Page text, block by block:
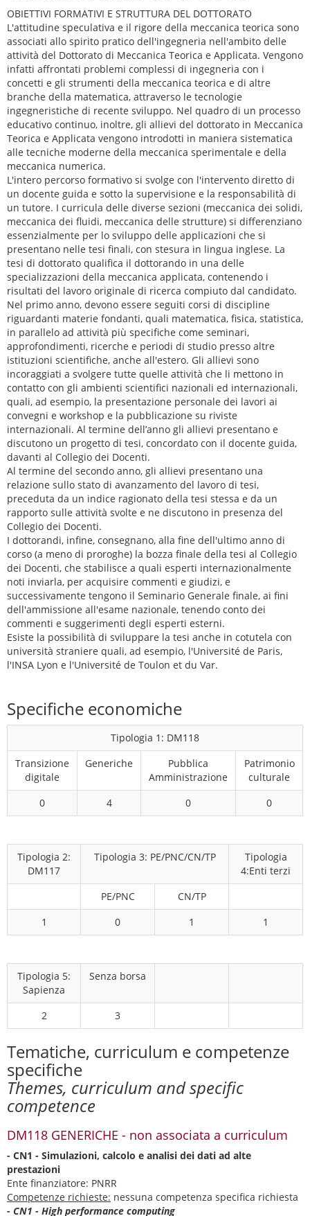
OBIETTIVI FORMATIVI E STRUTTURA DEL DOTTORATO
L'attitudine speculativa e il rigore della meccanica teorica sono
associati allo spirito pratico dell'ingegneria nell'ambito delle
attività del Dottorato di Meccanica Teorica e Applicata. Vengono
infatti affrontati problemi complessi di ingegneria con i
concetti e gli strumenti della meccanica teorica e di altre
branche della matematica, attraverso le tecnologie
ingegneristiche di recente sviluppo. Nel quadro di un processo
educativo continuo, inoltre, gli allievi del dottorato in Meccanica
Teorica e Applicata vengono introdotti in maniera sistematica
alle tecniche moderne della meccanica sperimentale e della
meccanica numerica.
L'intero percorso formativo si svolge con l'intervento diretto di
un docente guida e sotto la supervisione e la responsabilità di
un tutore. I curricula delle diverse sezioni (meccanica dei solidi,
meccanica dei fluidi, meccanica delle strutture) si differenziano
essenzialmente per lo sviluppo delle applicazioni che si
presentano nelle tesi finali, con stesura in lingua inglese. La
tesi di dottorato qualifica il dottorando in una delle
specializzazioni della meccanica applicata, contenendo i
risultati del lavoro originale di ricerca compiuto dal candidato.
Nel primo anno, devono essere seguiti corsi di discipline
riguardanti materie fondanti, quali matematica, fisica, statistica,
in parallelo ad attività più specifiche come seminari,
approfondimenti, ricerche e periodi di studio presso altre
istituzioni scientifiche, anche all'estero. Gli allievi sono
incoraggiati a svolgere tutte quelle attività che li mettono in
contatto con gli ambienti scientifici nazionali ed internazionali,
quali, ad esempio, la presentazione personale dei lavori ai
convegni e workshop e la pubblicazione su riviste
internazionali. Al termine dell’anno gli allievi presentano e
discutono un progetto di tesi, concordato con il docente guida,
davanti al Collegio dei Docenti.
Al termine del secondo anno, gli allievi presentano una
relazione sullo stato di avanzamento del lavoro di tesi,
preceduta da un indice ragionato della tesi stessa e da un
rapporto sulle attività svolte e ne discutono in presenza del
Collegio dei Docenti.
I dottorandi, infine, consegnano, alla fine dell'ultimo anno di
corso (a meno di proroghe) la bozza finale della tesi al Collegio
dei Docenti, che stabilisce a quali esperti internazionalmente
noti inviarla, per acquisire commenti e giudizi, e
successivamente tengono il Seminario Generale finale, ai fini
dell'ammissione all'esame nazionale, tenendo conto dei
commenti e suggerimenti degli esperti esterni.
Esiste la possibilità di sviluppare la tesi anche in cotutela con
università straniere quali, ad esempio, l'Université de Paris,
l'INSA Lyon e l'Université de Toulon et du Var.
Specifiche economiche
Tipologia 1: DM118
Transizione
digitale
Generiche
Pubblica
Amministrazione
Patrimonio
culturale
0
4 0 0
Tipologia 2:
DM117
Tipologia 3: PE/PNC/CN/TP
Tipologia
4:Enti terzi
PE/PNC
CN/TP
1
0 1 1
Tipologia 5:
Sapienza
Senza borsa
2 3
Tematiche, curriculum e competenze
specifiche
Themes, curriculum and specific
competence
DM118 GENERICHE - non associata a curriculum
- CN1 - Simulazioni, calcolo e analisi dei dati ad alte
prestazioni
Ente finanziatore: PNRR
Competenze richieste: nessuna competenza specifica richiesta
- CN1 - High performance computing